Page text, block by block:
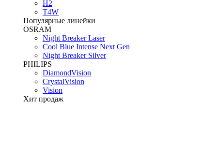
H2
T4W
Популярные линейки
OSRAM
Night Breaker Laser
Cool Blue Intense Next Gen
Night Breaker Silver
PHILIPS
DiamondVision
CrystalVision
Vision
Хит продаж